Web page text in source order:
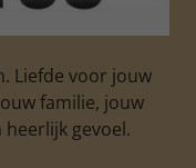
Liefde voor jouw
familie, jouw
heerlijk gevoel.